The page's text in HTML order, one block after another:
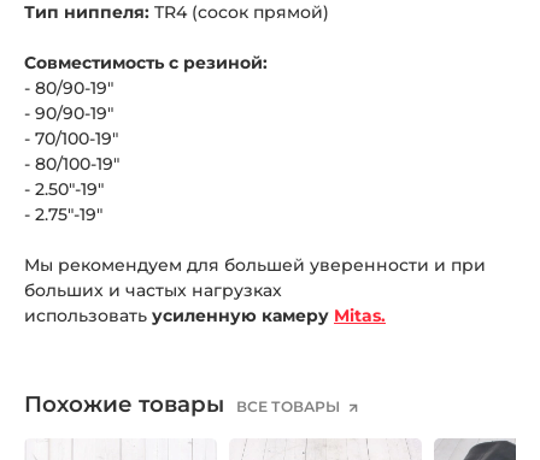
Тип ниппеля: TR4 (сосок прямой)
Совместимость с резиной:
- 80/90-19"
- 90/90-19"
- 70/100-19"
- 80/100-19"
- 2.50"-19"
- 2.75"-19"
Мы рекомендуем для большей уверенности и при
больших и частых нагрузках
использовать усиленную камеру Mitas.
Похожие товары ВСЕ ТОВАРЫ